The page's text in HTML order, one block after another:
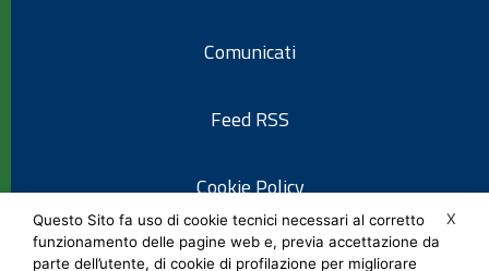
Comunicati
Feed RSS
Cookie Policy
Informativa privacy
X
Questo Sito fa uso di cookie tecnici necessari al corretto
funzionamento delle pagine web e, previa accettazione da
parte dell’utente, di cookie di profilazione per migliorare